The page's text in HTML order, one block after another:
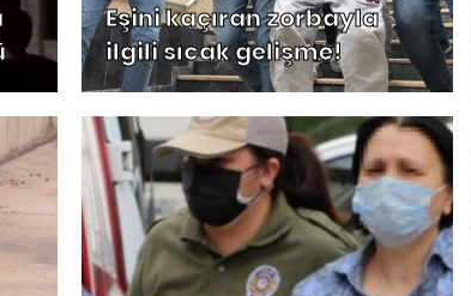
Eşini kaçıran zorbayla
ilgili sıcak gelişme!